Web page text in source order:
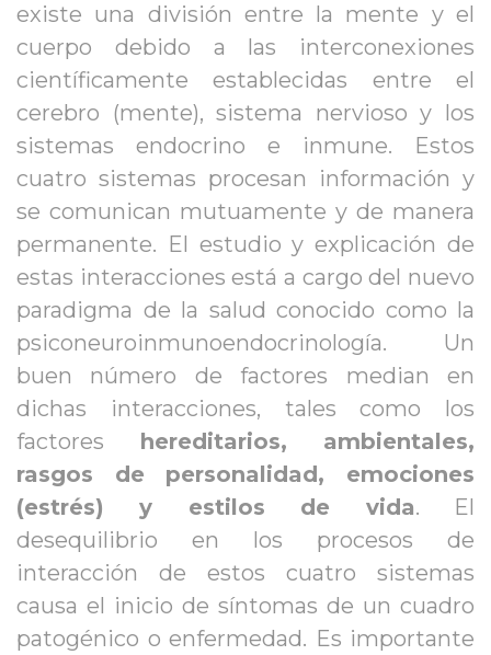
existe una división entre la mente y el
cuerpo debido a las interconexiones
científicamente establecidas entre el
cerebro (mente), sistema nervioso y los
istemas endocrino e inmune. Estos
cuatro sistemas procesan información y
e comunican mutuamente y de manera
permanente. El estudio y explicación de
estas interacciones está a cargo del nuevo
paradigma de la salud conocido como la
psiconeuroinmunoendocrinología. Un
buen número de factores median en
dichas interacciones, tales como los
factores hereditarios,
ambientales,
rasgos de personalidad, emociones
(estrés) y estilos de vida. El
desequilibrio en los procesos de
interacción de estos cuatro sistemas
causa el inicio de síntomas de un cuadro
patogénico o enfermedad. Es importante